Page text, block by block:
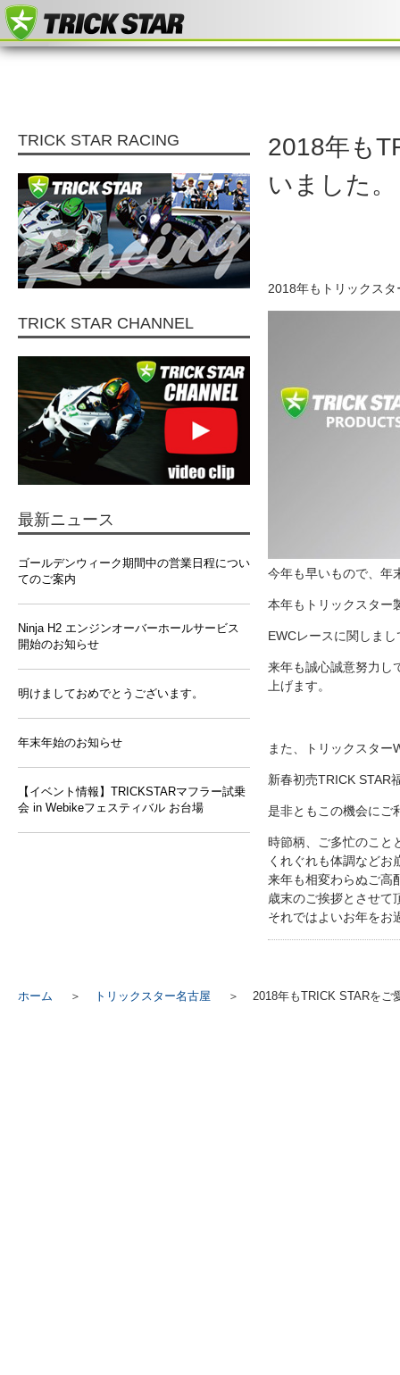
2018年も
いました。
2018年もトリックス
今年も早いもので、年
本年もトリックスター
EWCレースに関しま
来年も誠心誠意努力し
上げます。
また、トリックスター
新春初売TRICK STAR
是非ともこの機会にご
時節柄、ご多忙のこと
くれぐれも体調などお
来年も相変わらぬご高
歳末のご挨拶とさせて
それではよいお年をお
TRICK STAR RACING
TRICK STAR CHANNEL
最新ニュース
ゴールデンウィーク期間中の営業日程につい
てのご案内
Ninja H2 エンジンオーバーホールサービス
開始のお知らせ
明けましておめでとうございます。
年末年始のお知らせ
【イベント情報】TRICKSTARマフラー試乗
会 in Webikeフェスティバル お台場
ホーム トリックスター名古屋 2018年もTRICK STARをご